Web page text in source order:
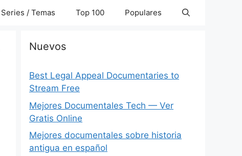
Series / Temas Top 100 Populares
Nuevos
Best Legal Appeal Documentaries to
Stream Free
Mejores Documentales Tech — Ver
Gratis Online
Mejores documentales sobre historia
antigua en español